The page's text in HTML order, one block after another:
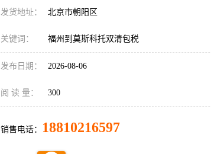
发货地址： 北京市朝阳区
关键词： 福州到莫斯科托双清包税
发布日期： 2026-08-06
阅 读 量： 300
销售电话： 18810216597